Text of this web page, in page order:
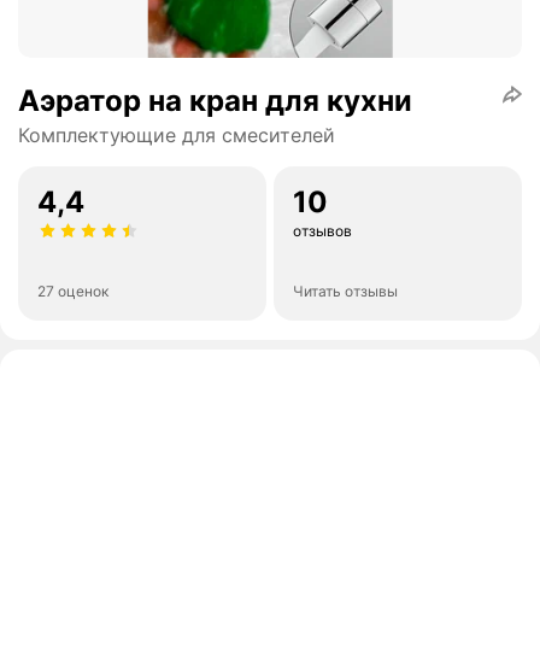
Аэратор на кран для кухни
Комплектующие для смесителей
4,4
27 оценок
10
отзывов
Читать отзывы